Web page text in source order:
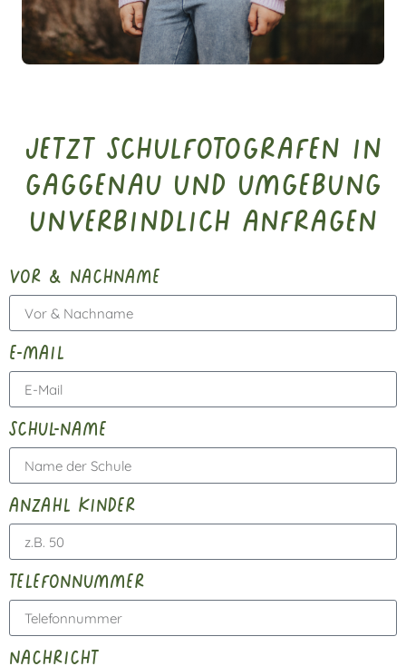
Jetzt Schulfotografen in
Gaggenau und Umgebung
unverbindlich anfragen
vor & nachname
e-mail
schul-name
anzahl kinder
telefonnummer
nachricht